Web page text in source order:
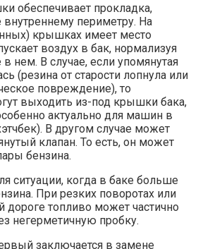
обеспечивает прокладка,
периметру. На
крышках имеет место
воздух в бак, нормализуя
нем. В случае, если упомянутая
(резина от старости лопнула или
повреждение), то
выходить из-под крышки бака,
актуально для машин в
В другом случае может
клапан. То есть, он может
бензина.
ситуации, когда в баке больше
При резких поворотах или
дороге топливо может частично
негерметичную пробку.
заключается в замене